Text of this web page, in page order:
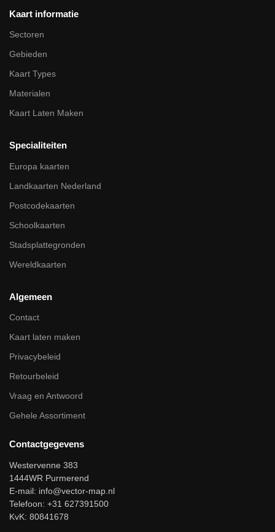
Kaart informatie
Sectoren
Gebieden
Kaart Types
Materialen
Kaart Laten Maken
Specialiteiten
Europa kaarten
Landkaarten Nederland
Postcodekaarten
Schoolkaarten
Stadsplattegronden
Wereldkaarten
Algemeen
Contact
Kaart laten maken
Privacybeleid
Retourbeleid
Vraag en Antwoord
Gehele Assortiment
Contactgegevens
Westervenne 383
1444WR Purmerend
E-mail: info@vector-map.nl
Telefoon: +31 627391500
KvK: 80841678